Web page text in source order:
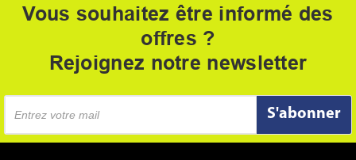
Vous souhaitez être informé des
offres ?
Rejoignez notre newsletter
S'abonner